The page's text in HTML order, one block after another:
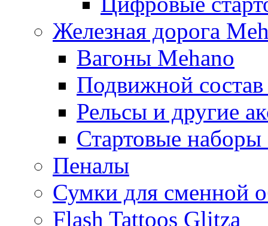
Железная дорога
Вагоны Mehano
Подвижной
Рельсы и другие
Стартовые
Пеналы
Сумки для сменной
Flash Tattoos Glitza